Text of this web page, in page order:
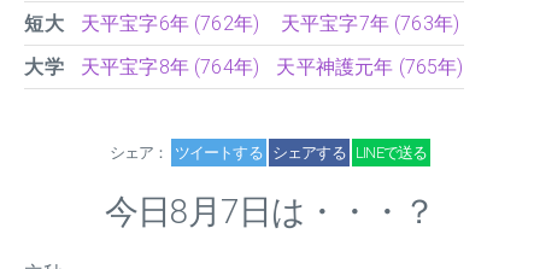
短大
天平宝字6年 (762年)
天平宝字7年 (763年)
大学
天平宝字8年 (764年) 天平神護元年 (765年)
シェア： ツイートする シェアする LINEで送る
今日8月7日は・・・？